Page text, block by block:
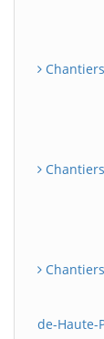
de-Haute-